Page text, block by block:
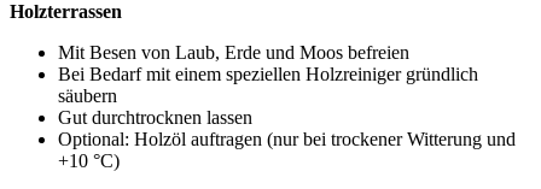
Holzterrassen
Mit Besen von Laub, Erde und Moos befreien
Bei Bedarf mit einem speziellen Holzreiniger gründlich
säubern
Gut durchtrocknen lassen
Optional: Holzöl auftragen (nur bei trockener Witterung und
+10 °C)